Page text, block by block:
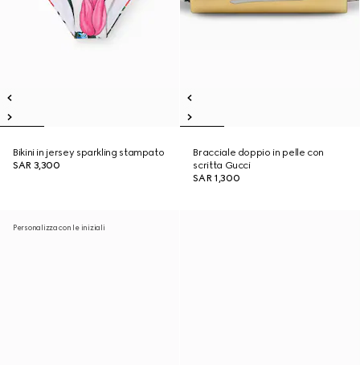
Bikini in jersey sparkling stampato
SAR 3,300
Bracciale doppio in pelle con
scritta Gucci
SAR 1,300
Personalizza con le iniziali